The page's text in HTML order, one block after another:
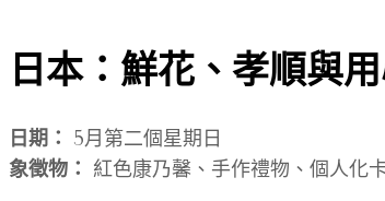
日本：鮮花、孝順與
日期：
5月第二個星期日
象徵物：
紅色康乃馨、手作禮物、個人化